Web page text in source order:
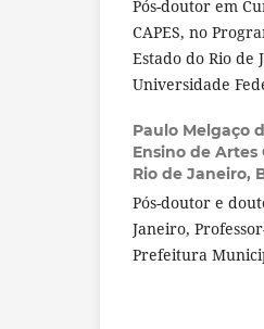
Pós-doutor em
CAPES, no
Estado do Rio de
Universidade
Paulo Melgaço
Ensino de
Rio de Janeiro,
Pós-doutor e
Janeiro,
Prefeitura